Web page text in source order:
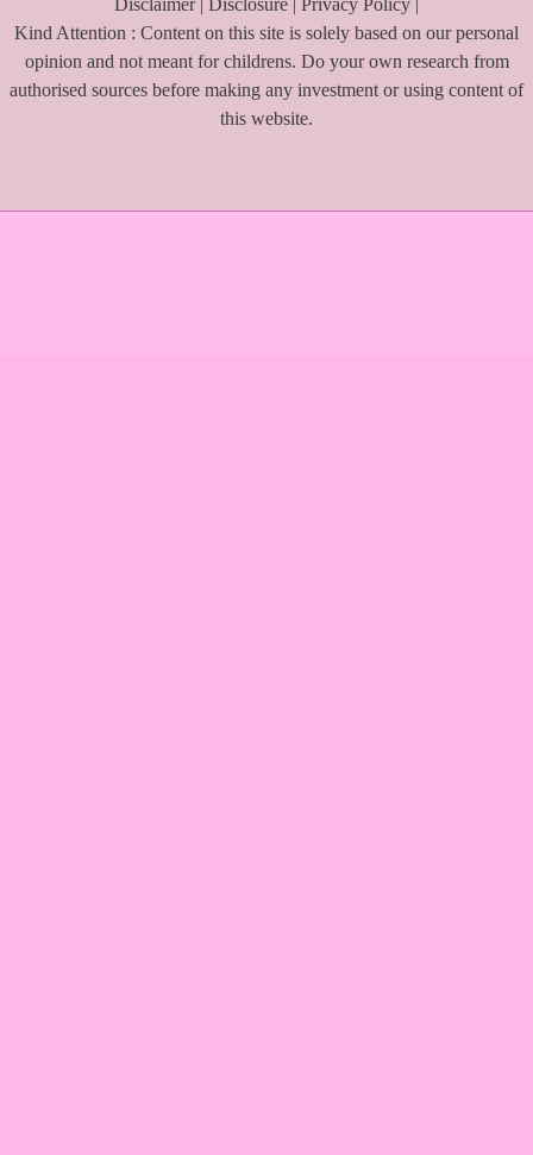
Kind Attention : Content on this site is solely based on our personal
opinion and not meant for childrens. Do your own research from
authorised sources before making any investment or using content of
this website.